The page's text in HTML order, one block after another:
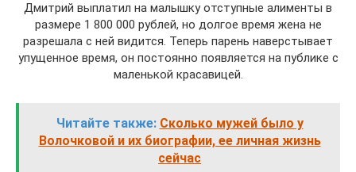
Дмитрий выплатил на малышку отступные алименты в
размере 1 800 000 рублей, но долгое время жена не
разрешала с ней видится. Теперь парень наверстывает
упущенное время, он постоянно появляется на публике с
маленькой красавицей.
Читайте также: Сколько мужей было у
Волочковой и их биографии, ее личная жизнь
сейчас